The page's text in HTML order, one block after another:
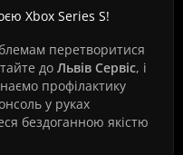
Xbox Series S!
перетворитися
до Львів Сервіс, і
профілактику
у руках
бездоганною якістю